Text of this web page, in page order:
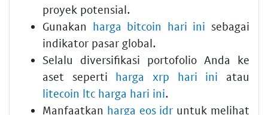
proyek potensial.
Gunakan harga bitcoin hari ini sebagai
indikator pasar global.
Selalu diversifikasi portofolio Anda ke
aset seperti harga xrp hari ini atau
litecoin ltc harga hari ini.
Manfaatkan harga eos idr untuk melihat